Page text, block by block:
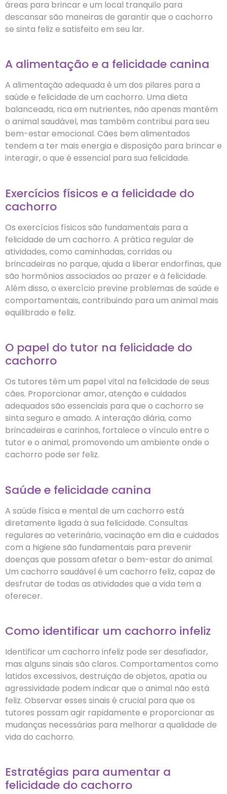
áreas para brincar e um local tranquilo para
descansar são maneiras de garantir que o cachorro
se sinta feliz e satisfeito em seu lar.
A alimentação e a felicidade canina
A alimentação adequada é um dos pilares para a
saúde e felicidade de um cachorro. Uma dieta
balanceada, rica em nutrientes, não apenas mantém
o animal saudável, mas também contribui para seu
bem-estar emocional. Cães bem alimentados
tendem a ter mais energia e disposição para brincar e
interagir, o que é essencial para sua felicidade.
Exercícios físicos e a felicidade do
cachorro
Os exercícios físicos são fundamentais para a
felicidade de um cachorro. A prática regular de
atividades, como caminhadas, corridas ou
brincadeiras no parque, ajuda a liberar endorfinas, que
são hormônios associados ao prazer e à felicidade.
Além disso, o exercício previne problemas de saúde e
comportamentais, contribuindo para um animal mais
equilibrado e feliz.
O papel do tutor na felicidade do
cachorro
Os tutores têm um papel vital na felicidade de seus
cães. Proporcionar amor, atenção e cuidados
adequados são essenciais para que o cachorro se
sinta seguro e amado. A interação diária, como
brincadeiras e carinhos, fortalece o vínculo entre o
tutor e o animal, promovendo um ambiente onde o
cachorro pode ser feliz.
Saúde e felicidade canina
A saúde física e mental de um cachorro está
diretamente ligada à sua felicidade. Consultas
regulares ao veterinário, vacinação em dia e cuidados
com a higiene são fundamentais para prevenir
doenças que possam afetar o bem-estar do animal.
Um cachorro saudável é um cachorro feliz, capaz de
desfrutar de todas as atividades que a vida tem a
oferecer.
Como identificar um cachorro infeliz
Identificar um cachorro infeliz pode ser desafiador,
mas alguns sinais são claros. Comportamentos como
latidos excessivos, destruição de objetos, apatia ou
agressividade podem indicar que o animal não está
feliz. Observar esses sinais é crucial para que os
tutores possam agir rapidamente e proporcionar as
mudanças necessárias para melhorar a qualidade de
vida do cachorro.
Estratégias para aumentar a
felicidade do cachorro